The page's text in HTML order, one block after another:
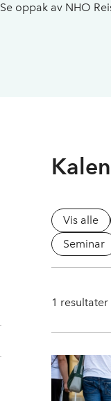
Se oppak av NHO
Vis alle
Seminar
1